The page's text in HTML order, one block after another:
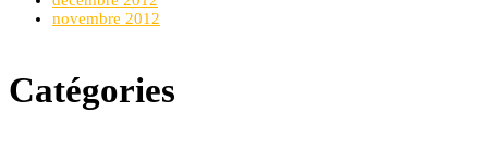
novembre 2012
Catégories